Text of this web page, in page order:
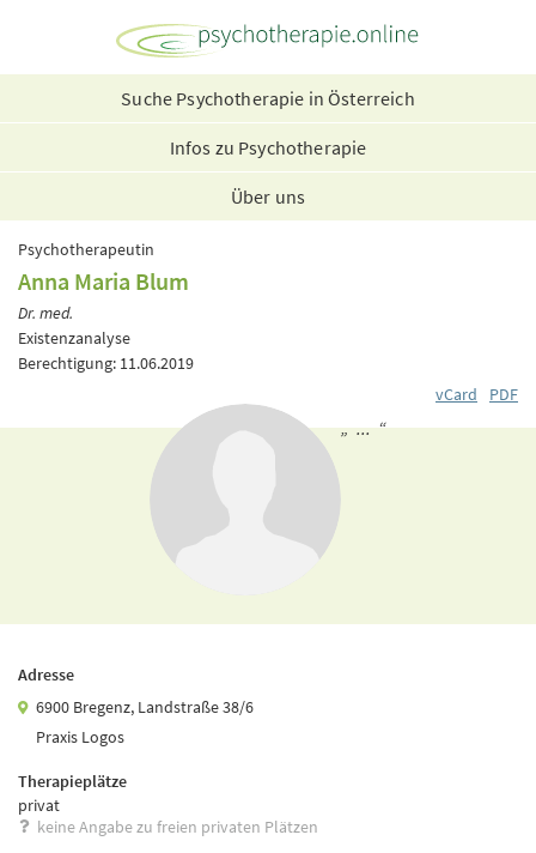
Suche Psychotherapie in Österreich
Infos zu Psychotherapie
Über uns
Psychotherapeutin
Anna Maria Blum
Dr. med.
Existenzanalyse
Berechtigung: 11.06.2019
vCard
PDF
„ ... “
Adresse
6900 Bregenz, Landstraße 38/6
Praxis Logos
Therapieplätze
privat
keine Angabe zu freien privaten Plätzen